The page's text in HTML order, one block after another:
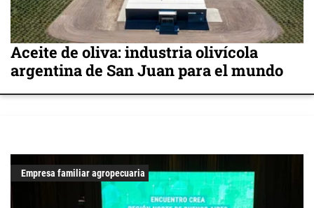
Aceite de oliva: industria olivícola
argentina de San Juan para el mundo
Empresa familiar agropecuaria